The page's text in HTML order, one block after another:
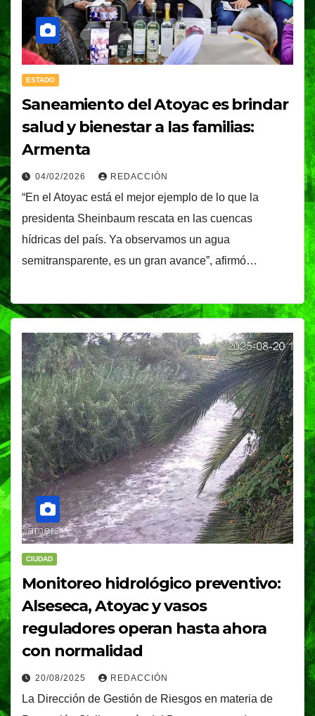
ESTADO
Saneamiento del Atoyac es brindar
salud y bienestar a las familias:
Armenta
04/02/2026 REDACCIÓN
“En el Atoyac está el mejor ejemplo de lo que la
presidenta Sheinbaum rescata en las cuencas
hídricas del país. Ya observamos un agua
semitransparente, es un gran avance”, afirmó…
CIUDAD
Monitoreo hidrológico preventivo:
Alseseca, Atoyac y vasos
reguladores operan hasta ahora
con normalidad
20/08/2025 REDACCIÓN
La Dirección de Gestión de Riesgos en materia de